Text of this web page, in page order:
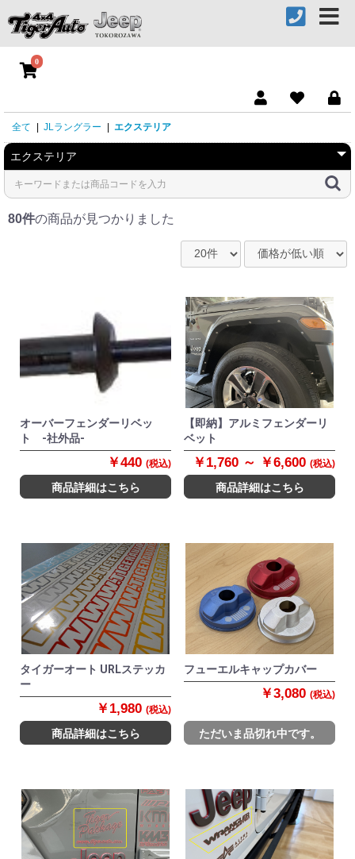
0
全て JLラングラー エクステリア
80件の商品が見つかりました
オーバーフェンダーリベッ
ト -社外品-
￥440 (税込)
商品詳細はこちら
【即納】アルミフェンダーリ
ベット
￥1,760 ～ ￥6,600 (税込)
商品詳細はこちら
タイガーオート URLステッカ
ー
￥1,980 (税込)
商品詳細はこちら
フューエルキャップカバー
￥3,080 (税込)
ただいま品切れ中です。